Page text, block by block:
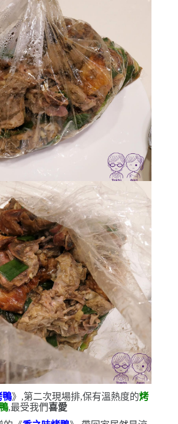
鴨》,第二次現場排,保有溫熱度的烤
鴨,最受我們喜愛